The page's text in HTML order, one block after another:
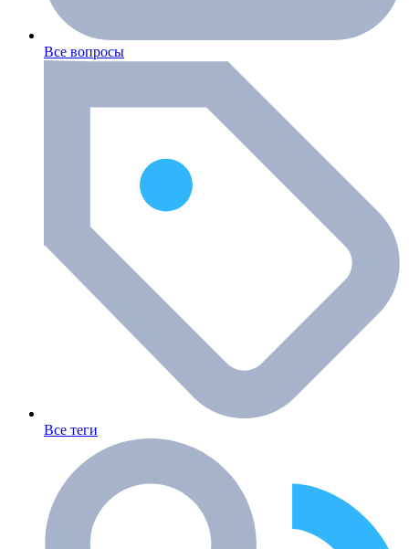
Все вопросы
Все теги